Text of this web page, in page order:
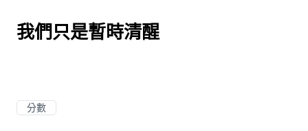
我們只是暫時清醒
分數